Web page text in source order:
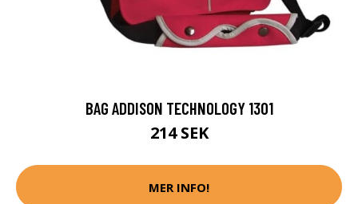
BAG ADDISON TECHNOLOGY 1301
214 SEK
MER INFO!